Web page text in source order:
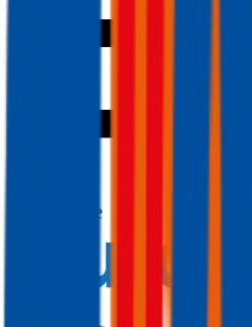
Produktnote